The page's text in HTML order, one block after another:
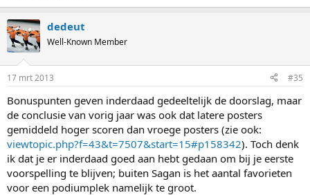
dedeut
Well-Known Member
17 mrt 2013 #35
Bonuspunten geven inderdaad gedeeltelijk de doorslag, maar
de conclusie van vorig jaar was ook dat latere posters
gemiddeld hoger scoren dan vroege posters (zie ook:
viewtopic.php?f=43&t=7507&start=15#p158342). Toch denk
ik dat je er inderdaad goed aan hebt gedaan om bij je eerste
voorspelling te blijven; buiten Sagan is het aantal favorieten
voor een podiumplek namelijk te groot.